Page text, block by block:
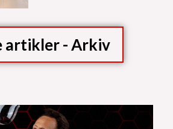
artikler - Arkiv